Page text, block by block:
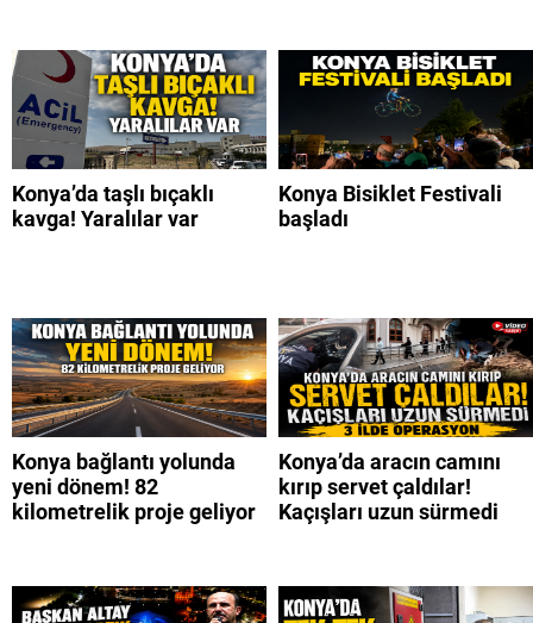
Konya’da taşlı bıçaklı
kavga! Yaralılar var
Konya Bisiklet Festivali
başladı
Konya bağlantı yolunda
yeni dönem! 82
kilometrelik proje geliyor
Konya’da aracın camını
kırıp servet çaldılar!
Kaçışları uzun sürmedi